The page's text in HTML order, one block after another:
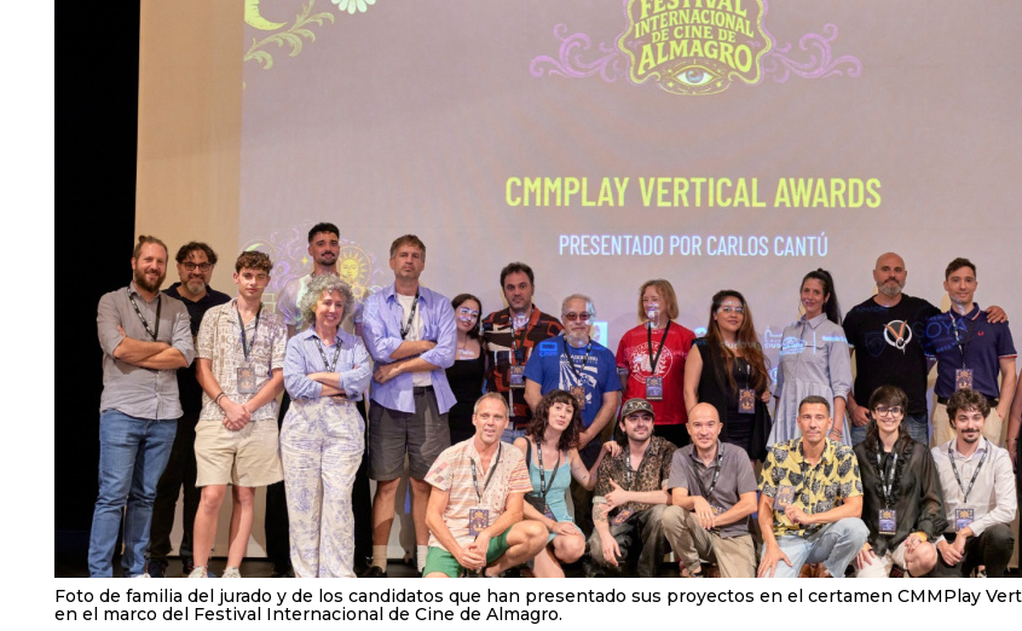
Foto de familia del jurado y de los candidatos que han presentado sus proyectos en el certamen CMMPlay
en el marco del Festival Internacional de Cine de Almagro.